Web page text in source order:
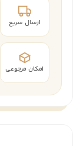
ارسال سریع
امکان مرجوعی